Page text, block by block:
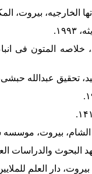
المتون فی